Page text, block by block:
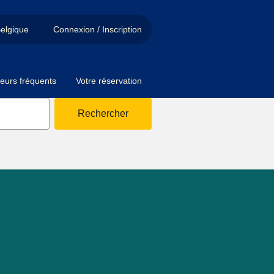
Connexion / Inscription
fréquents Votre réservation
Rechercher